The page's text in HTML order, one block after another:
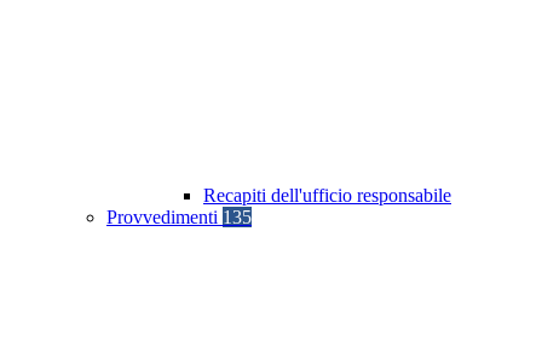
Recapiti dell'ufficio responsabile
Provvedimenti 135